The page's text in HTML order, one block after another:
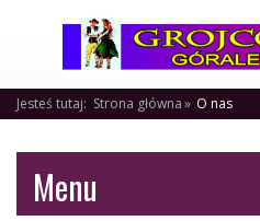
Jesteś tutaj: Strona główna O nas
Menu